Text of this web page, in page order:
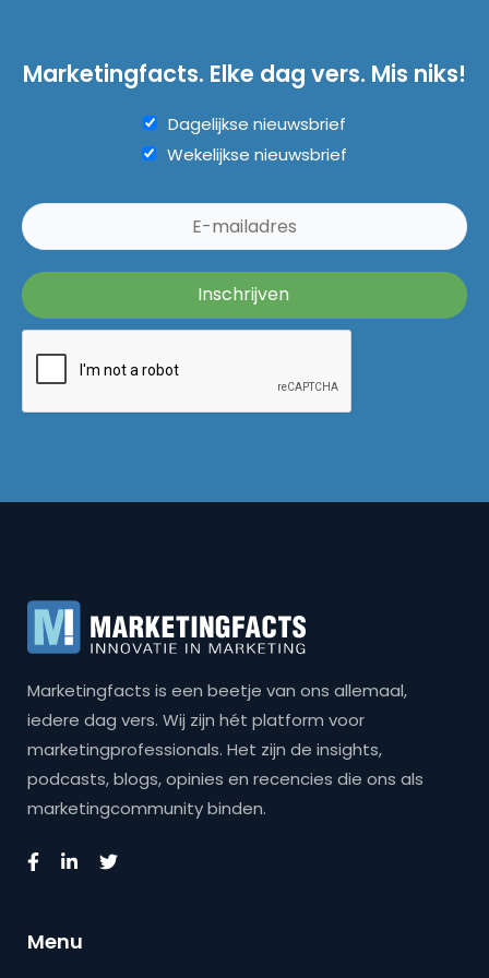
Marketingfacts. Elke dag vers. Mis niks!
Dagelijkse nieuwsbrief
Wekelijkse nieuwsbrief
Marketingfacts is een beetje van ons allemaal,
iedere dag vers. Wij zijn hét platform voor
marketingprofessionals. Het zijn de insights,
podcasts, blogs, opinies en recencies die ons als
marketingcommunity binden.
Menu